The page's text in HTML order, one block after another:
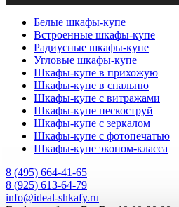
Белые шкафы-купе
Встроенные шкафы-купе
Радиусные шкафы-купе
Угловые шкафы-купе
Шкафы-купе в прихожую
Шкафы-купе в спальню
Шкафы-купе с витражами
Шкафы-купе пескоструй
Шкафы-купе с зеркалом
Шкафы-купе с фотопечатью
Шкафы-купе эконом-класса
8 (495) 664-41-65
8 (925) 613-64-79
info@ideal-shkafy.ru